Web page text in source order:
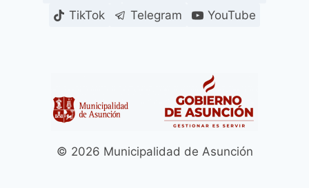
TikTok
Telegram YouTube
© 2026 Municipalidad de Asunción